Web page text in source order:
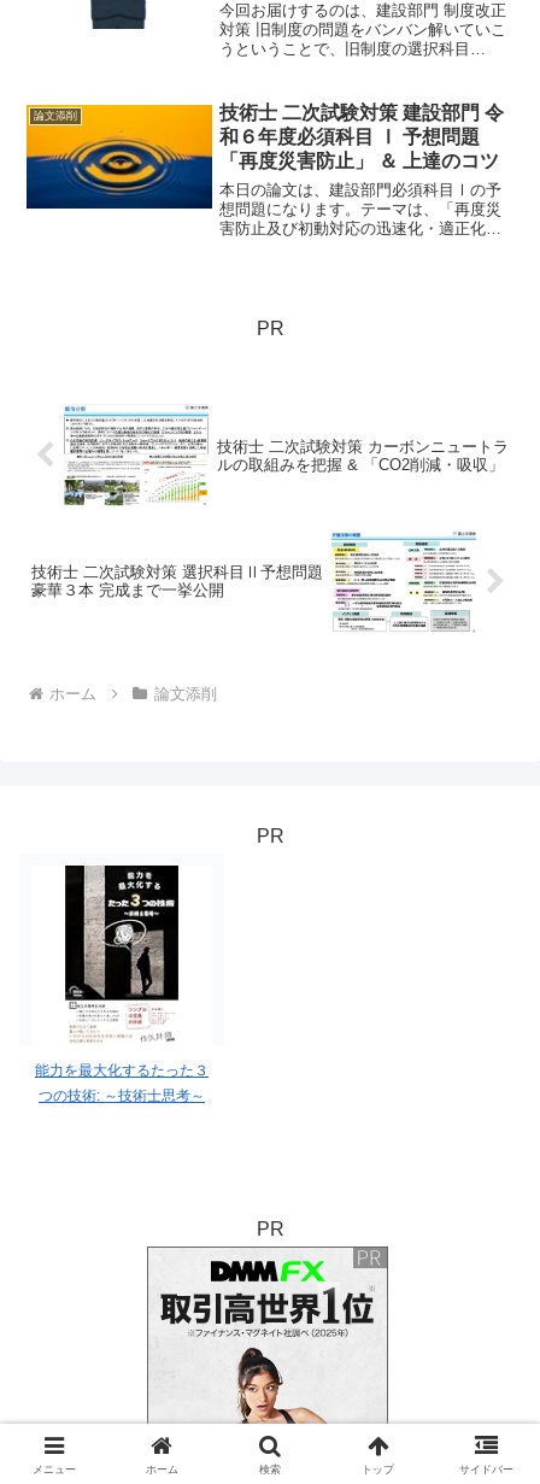
今回お届けするのは、建設部門 制度改正
対策 旧制度の問題をバンバン解いていこ
うということで、旧制度の選択科目
るよう、知識、文章力の向上などやれる
ことを少しずつです。
論文添削
技術士 二次試験対策 建設部門 令
和６年度必須科目 Ⅰ 予想問題
「再度災害防止」 ＆ 上達のコツ
本日の論文は、建設部門必須科目Ⅰの予
想問題になります。テーマは、「再度災
害防止及び初動対応の迅速化・適正化」
PR
技術士 二次試験対策 カーボンニュートラ
ルの取組みを把握 & 「CO2削減・吸収」
技術士 二次試験対策 選択科目Ⅱ予想問題
豪華３本 完成まで一挙公開
ホーム 論文添削
PR
能力を最大化するたった３
つの技術: ～技術士思考～
PR
メニュー ホーム 検索 トップ サイドバー